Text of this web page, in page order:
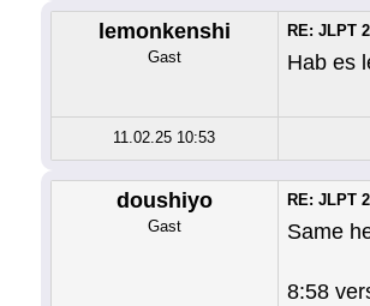
lemonkenshi
Gast
RE: JLPT
Hab es
11.02.25 10:53
doushiyo
Gast
RE: JLPT
Same
8:58